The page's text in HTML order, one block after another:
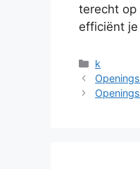
terecht op
efficiënt
k